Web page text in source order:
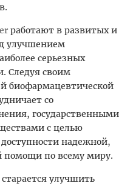
работают в развитых и
улучшением
серьезных
Следуя своим
биофармацевтической
со
государственными
с целью
надежной,
помощи по всему миру.
старается улучшить